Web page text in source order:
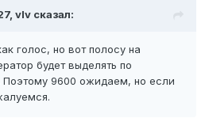
vIv сказал:
голос, но вот полосу на
будет выделять по
Поэтому 9600 ожидаем, но если